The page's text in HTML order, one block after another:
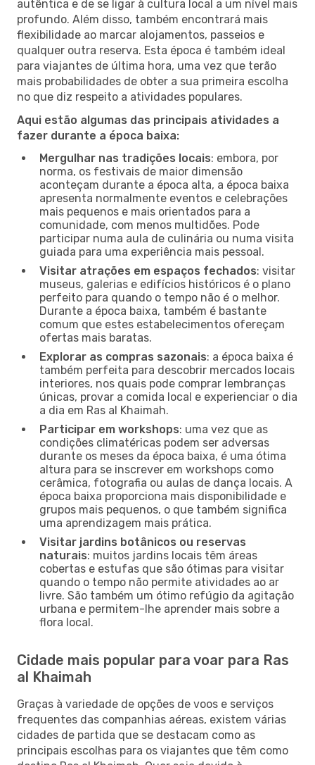
autêntica e de se ligar à cultura local a um nível mais
profundo. Além disso, também encontrará mais
flexibilidade ao marcar alojamentos, passeios e
qualquer outra reserva. Esta época é também ideal
para viajantes de última hora, uma vez que terão
mais probabilidades de obter a sua primeira escolha
no que diz respeito a atividades populares.
Aqui estão algumas das principais atividades a
fazer durante a época baixa:
Mergulhar nas tradições locais: embora, por
norma, os festivais de maior dimensão
aconteçam durante a época alta, a época baixa
apresenta normalmente eventos e celebrações
mais pequenos e mais orientados para a
comunidade, com menos multidões. Pode
participar numa aula de culinária ou numa visita
guiada para uma experiência mais pessoal.
Visitar atrações em espaços fechados: visitar
museus, galerias e edifícios históricos é o plano
perfeito para quando o tempo não é o melhor.
Durante a época baixa, também é bastante
comum que estes estabelecimentos ofereçam
ofertas mais baratas.
Explorar as compras sazonais: a época baixa é
também perfeita para descobrir mercados locais
interiores, nos quais pode comprar lembranças
únicas, provar a comida local e experienciar o dia
a dia em Ras al Khaimah.
Participar em workshops: uma vez que as
condições climatéricas podem ser adversas
durante os meses da época baixa, é uma ótima
altura para se inscrever em workshops como
cerâmica, fotografia ou aulas de dança locais. A
época baixa proporciona mais disponibilidade e
grupos mais pequenos, o que também significa
uma aprendizagem mais prática.
Visitar jardins botânicos ou reservas
naturais: muitos jardins locais têm áreas
cobertas e estufas que são ótimas para visitar
quando o tempo não permite atividades ao ar
livre. São também um ótimo refúgio da agitação
urbana e permitem-lhe aprender mais sobre a
flora local.
Cidade mais popular para voar para Ras
al Khaimah
Graças à variedade de opções de voos e serviços
frequentes das companhias aéreas, existem várias
cidades de partida que se destacam como as
principais escolhas para os viajantes que têm como